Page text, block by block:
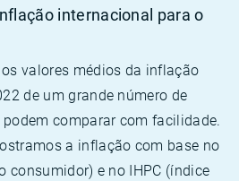
internacional para o
valores médios da inflação
de um grande número de
comparar com facilidade.
a inflação com base no
consumidor) e no IHPC (índice